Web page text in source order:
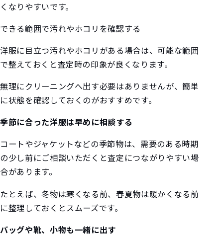
くなりやすいです。
できる範囲で汚れやホコリを確認する
洋服に目立つ汚れやホコリがある場合は、可能な範囲
で整えておくと査定時の印象が良くなります。
無理にクリーニングへ出す必要はありませんが、簡単
に状態を確認しておくのがおすすめです。
季節に合った洋服は早めに相談する
コートやジャケットなどの季節物は、需要のある時期
の少し前にご相談いただくと査定につながりやすい場
合があります。
たとえば、冬物は寒くなる前、春夏物は暖かくなる前
に整理しておくとスムーズです。
バッグや靴、小物も一緒に出す